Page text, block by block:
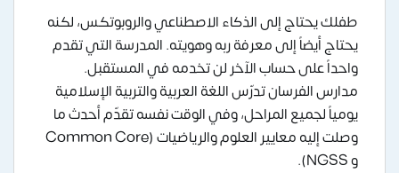
طفلك يحتاج إلى الذكاء الاصطناعي والروبوتكس، لكنه
يحتاج أيضاً إلى معرفة ربه وهويته. المدرسة التي تقدم
واحداً على حساب الآخر لن تخدمه في المستقبل.
مدارس الفرسان تدرّس اللغة العربية والتربية الإسلامية
يومياً لجميع المراحل، وفي الوقت نفسه تقدّم أحدث ما
وصلت إليه معايير العلوم والرياضيات (Common Core
و NGSS).